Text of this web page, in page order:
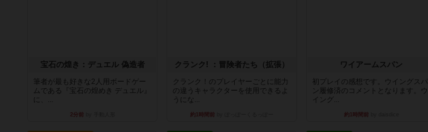
宝石の煌き：デュエル 偽造者
筆者が最も好きな2人用ボードゲー
ムである『宝石の煌めき デュエル』
に、...
2分前
クランク! ：冒険者たち（拡張）
クランク！のプレイヤーごとに能力
の違うキャラクターを使用できるよ
うにな...
約1時間前
ワイアームスパン
初プレイの感想です。ウイングスパ
ン履修済のコメントとなります。ウ
イング...
約1時間前